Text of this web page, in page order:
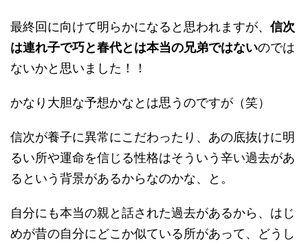
最終回に向けて明らかになると思われますが、 信次
は連れ子で巧と春代とは本当の兄弟ではないのでは
ないかと思いました！！
かなり大胆な予想かなとは思うのですが（笑）
信次が養子に異常にこだわったり、あの底抜けに明
るい所や運命を信じる性格はそういう辛い過去があ
るという背景があるからなのかな、と。
自分にも本当の親と話された過去があるから、はじ
めが昔の自分にどこか似ている所があって、どうし